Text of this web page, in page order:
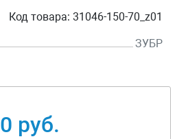
Код товара: 31046-150-70_z01
ЗУБР
руб.